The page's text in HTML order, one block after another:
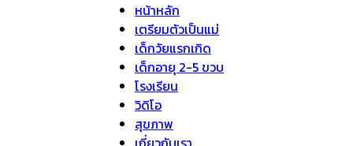
หน้าหลัก
เตรียมตัวเป็นแม่
เด็กวัยแรกเกิด
เด็กอายุ 2-5 ขวบ
โรงเรียน
วิดิโอ
สุขภาพ